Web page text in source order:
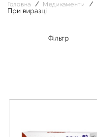
Головна Медикаменти
При виразці
Фільтр